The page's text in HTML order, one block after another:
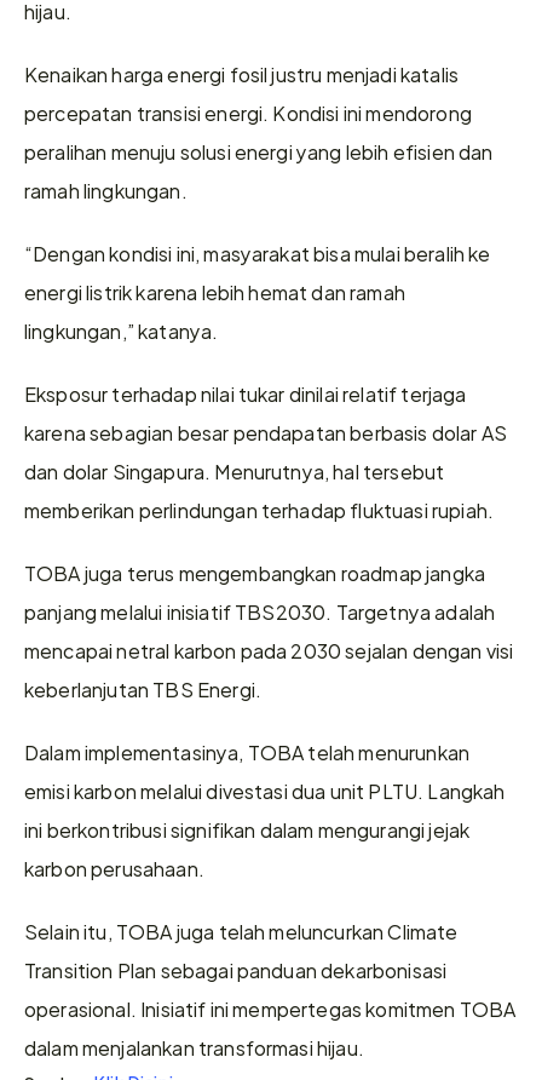
hijau.
Kenaikan harga energi fosil justru menjadi katalis
percepatan transisi energi. Kondisi ini mendorong
peralihan menuju solusi energi yang lebih efisien dan
ramah lingkungan.
“Dengan kondisi ini, masyarakat bisa mulai beralih ke
energi listrik karena lebih hemat dan ramah
lingkungan,” katanya.
Eksposur terhadap nilai tukar dinilai relatif terjaga
karena sebagian besar pendapatan berbasis dolar AS
dan dolar Singapura. Menurutnya, hal tersebut
memberikan perlindungan terhadap fluktuasi rupiah.
TOBA juga terus mengembangkan roadmap jangka
panjang melalui inisiatif TBS2030. Targetnya adalah
mencapai netral karbon pada 2030 sejalan dengan visi
keberlanjutan TBS Energi.
Dalam implementasinya, TOBA telah menurunkan
emisi karbon melalui divestasi dua unit PLTU. Langkah
ini berkontribusi signifikan dalam mengurangi jejak
karbon perusahaan.
Selain itu, TOBA juga telah meluncurkan Climate
Transition Plan sebagai panduan dekarbonisasi
operasional. Inisiatif ini mempertegas komitmen TOBA
dalam menjalankan transformasi hijau.